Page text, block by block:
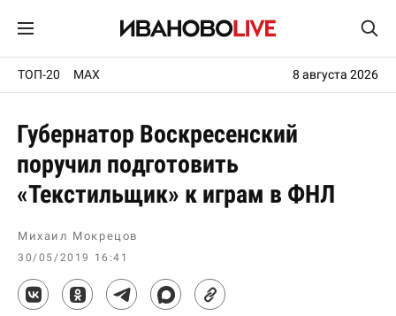
ТОП-20 MAX 8 августа 2026
Губернатор Воскресенский
поручил подготовить
«Текстильщик» к играм в ФНЛ
Михаил Мокрецов
30/05/2019 16:41